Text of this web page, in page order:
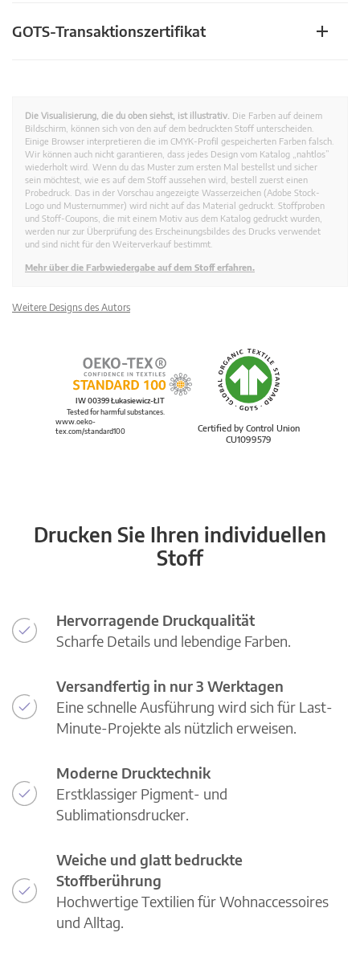
GOTS-Transaktionszertifikat
Die Visualisierung, die du oben siehst, ist illustrativ. Die Farben auf deinem
Bildschirm, können sich von den auf dem bedruckten Stoff unterscheiden.
Einige Browser interpretieren die im CMYK-Profil gespeicherten Farben falsch.
Wir können auch nicht garantieren, dass jedes Design vom Katalog „nahtlos”
wiederholt wird. Wenn du das Muster zum ersten Mal bestellst und sicher
sein möchtest, wie es auf dem Stoff aussehen wird, bestell zuerst einen
Probedruck. Das in der Vorschau angezeigte Wasserzeichen (Adobe Stock-
Logo und Musternummer) wird nicht auf das Material gedruckt. Stoffproben
und Stoff-Coupons, die mit einem Motiv aus dem Katalog gedruckt wurden,
werden nur zur Überprüfung des Erscheinungsbildes des Drucks verwendet
und sind nicht für den Weiterverkauf bestimmt.
Mehr über die Farbwiedergabe auf dem Stoff erfahren.
Weitere Designs des Autors
Certified by Control Union
CU1099579
IW 00399 Łukasiewicz-ŁIT
Tested for harmful substances.
www.oeko-
tex.com/standard100
Drucken Sie Ihren individuellen
Stoff
Hervorragende Druckqualität
Scharfe Details und lebendige Farben.
Versandfertig in nur 3 Werktagen
Eine schnelle Ausführung wird sich für Last-
Minute-Projekte als nützlich erweisen.
Moderne Drucktechnik
Erstklassiger Pigment- und
Sublimationsdrucker.
Weiche und glatt bedruckte
Stoffberührung
Hochwertige Textilien für Wohnaccessoires
und Alltag.